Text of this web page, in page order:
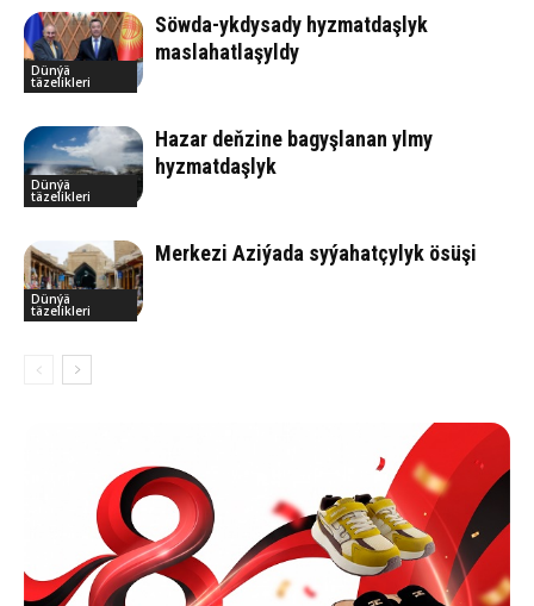
Dünýä
täzelikleri
Söwda-ykdysady hyzmatdaşlyk
maslahatlaşyldy
Dünýä
täzelikleri
Hazar deňzine bagyşlanan ylmy
hyzmatdaşlyk
Dünýä
täzelikleri
Merkezi Aziýada syýahatçylyk ösüşi